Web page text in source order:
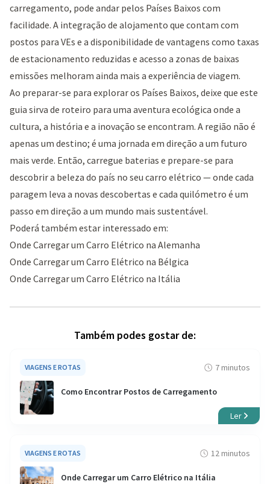
carregamento, pode andar pelos Países Baixos com
facilidade. A integração de alojamento que contam com
postos para VEs e a disponibilidade de vantagens como taxas
de estacionamento reduzidas e acesso a zonas de baixas
emissões melhoram ainda mais a experiência de viagem.
Ao preparar-se para explorar os Países Baixos, deixe que este
guia sirva de roteiro para uma aventura ecológica onde a
cultura, a história e a inovação se encontram. A região não é
apenas um destino; é uma jornada em direção a um futuro
mais verde. Então, carregue baterias e prepare-se para
descobrir a beleza do país no seu carro elétrico — onde cada
paragem leva a novas descobertas e cada quilómetro é um
passo em direção a um mundo mais sustentável.
Poderá também estar interessado em:
Onde Carregar um Carro Elétrico na Alemanha
Onde Carregar um Carro Elétrico na Bélgica
Onde Carregar um Carro Elétrico na Itália
Também podes gostar de:
VIAGENS E ROTAS 7 minutos
Como Encontrar Postos de Carregamento
Ler
VIAGENS E ROTAS 12 minutos
Onde Carregar um Carro Elétrico na Itália